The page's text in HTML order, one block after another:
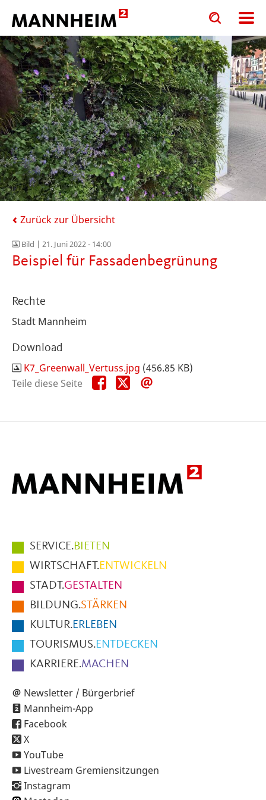
Toggle
search
input
form
Toggle
search
input
Zurück zur Übersicht
Bild | 21. Juni 2022 - 14:00
Beispiel für Fassadenbegrünung
Rechte
Stadt Mannheim
Download
K7_Greenwall_Vertuss.jpg (456.85 KB)
Teile diese Seite
Teile
diese
Teile
diese
Hauptmenüpunkte
im
Fußbereich
der
Seite
SERVICE.BIETEN
WIRTSCHAFT.ENTWICKELN
STADT.GESTALTEN
BILDUNG.STÄRKEN
KULTUR.ERLEBEN
TOURISMUS.ENTDECKEN
KARRIERE.MACHEN
Newsletter / Bürgerbrief
Mannheim-App
Facebook
X
YouTube
Livestream Gremiensitzungen
Instagram